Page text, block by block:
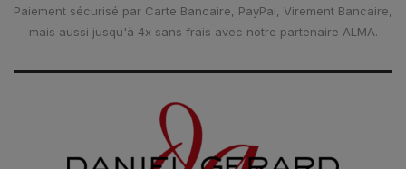
Paiement sécurisé par Carte Bancaire, PayPal, Virement Bancaire,
mais aussi jusqu'à 4x sans frais avec notre partenaire ALMA.